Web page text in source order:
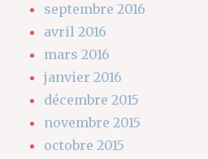
septembre 2016
avril 2016
mars 2016
janvier 2016
décembre 2015
novembre 2015
octobre 2015